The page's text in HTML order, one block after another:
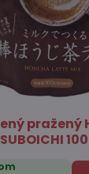
Čili omáčka
Chuannan